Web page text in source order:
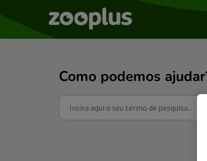
Como podemos